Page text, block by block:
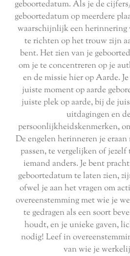
geboortedatum. Als je de
geboortedatum op meerdere
waarschijnlijk een herinnering
te richten op het trouw zijn
bent. Het zien van je
om je te concentreren op je
en de missie hier op Aarde.
juiste moment op aarde
juiste plek op aarde, bij de
uitdagingen en
persoonlijkheidskenmerken,
De engelen herinneren je
passen, te vergelijken of
iemand anders. Je bent
geboortedatum te laten zien,
ofwel je aan het vragen om
overeenstemming met wie je
te gedragen als een soort
houdt, en je unieke gaven,
nodig! Leef in
van wie je